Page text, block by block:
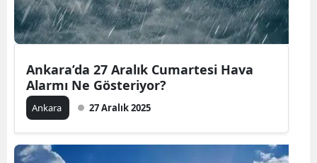
Ankara’da 27 Aralık Cumartesi Hava
Alarmı Ne Gösteriyor?
Ankara 27 Aralık 2025